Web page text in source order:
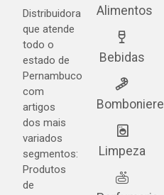
Distribuidora
que atende
todo o
estado de
Pernambuco
com
artigos
dos mais
variados
segmentos:
Produtos
de
Alimentos
Bebidas
Bomboniere
Limpeza